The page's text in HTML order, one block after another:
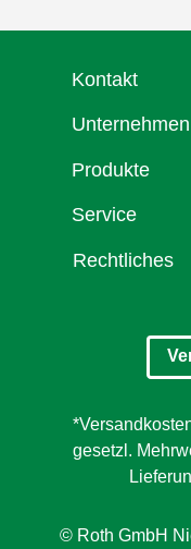
Kontakt
Unternehmen
Produkte
Service
Rechtliches
gesetzl.
© Roth GmbH